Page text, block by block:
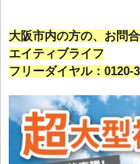
大阪市内の方の、お問
エイティブライフ
フリーダイヤル：